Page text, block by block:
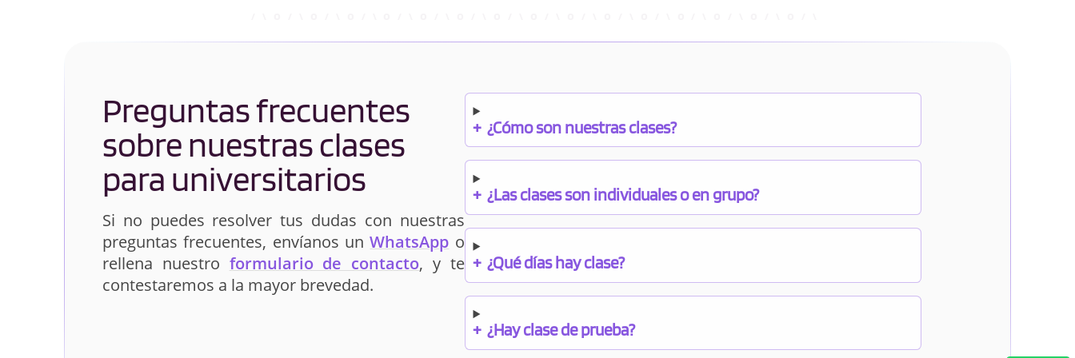
Preguntas frecuentes
sobre nuestras clases
para universitarios
Si no puedes resolver tus dudas con nuestras
preguntas frecuentes, envíanos unWhatsApp o
rellena nuestro formulario de contacto, y te
contestaremos a la mayor brevedad.
+ ¿Cómo son nuestras clases?
+ ¿Las clases son individuales o en grupo?
+ ¿Qué días hay clase?
+ ¿Hay clase de prueba?